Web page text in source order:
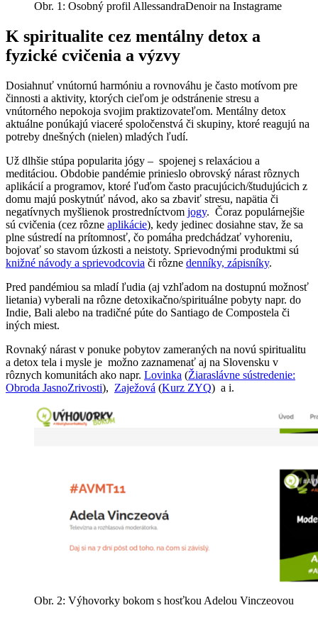
Obr. 1: Osobný profil AllessandraDenoir na Instagrame
K spiritualite cez mentálny detox a
fyzické cvičenia a výzvy
Dosiahnuť vnútornú harmóniu a rovnováhu je často motívom pre
činnosti a aktivity, ktorých cieľom je odstránenie stresu a
vnútorného nepokoja svojim praktizovateľom. Mentálny detox
aktuálne ponúkajú viaceré spoločenstvá či skupiny, ktoré reagujú na
potreby dnešných (nielen) mladých ľudí.
Už dlhšie stúpa popularita jógy – spojenej s relaxáciou a
meditáciou. Obdobie pandémie prinieslo obrovský nárast rôznych
aplikácií a programov, ktoré ľuďom často pracujúcich/študujúcich z
domu majú poskytnúť návod, ako sa zbaviť stresu, napätia či
negatívnych myšlienok prostredníctvom jogy. Čoraz populárnejšie
sú cvičenia (cez rôzne aplikácie), kedy jedinec dosiahne stav, že sa
plne sústredí na prítomnosť, čo pomáha predchádzať vyhoreniu,
bojovať so stavom úzkosti a neistoty. Sprievodnými produktmi sú
knižné návody a sprievodcovia či rôzne denníky, zápisníky.
Pred pandémiou sa mladí ľudia (aj vzhľadom na dostupnú možnosť
lietania) vyberali na rôzne detoxikačno/spirituálne pobyty napr. do
Indie, Bali alebo na tradičné púte do Santiago de Compostela či
iných miest.
Rovnaký nárast v ponuke pobytov zameraných na novú spiritualitu
a detox tela i mysle je možno zaznamenať aj na Slovensku v
rôznych komunitách ako napr. Lovinka (Žiaraslávne sústredenie:
Obroda JasnoZrivosti), Zaježová (Kurz ZYQ) a i.
Obr. 2: Výhovorky bokom s hosťkou Adelou Vinczeovou